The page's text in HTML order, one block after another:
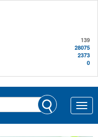
139
28075
2373
0
Toggle